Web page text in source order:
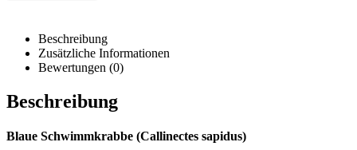
Beschreibung
Zusätzliche Informationen
Bewertungen (0)
Beschreibung
Blaue Schwimmkrabbe (Callinectes sapidus)